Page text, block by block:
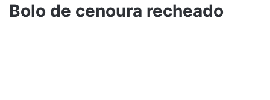
Bolo de cenoura recheado